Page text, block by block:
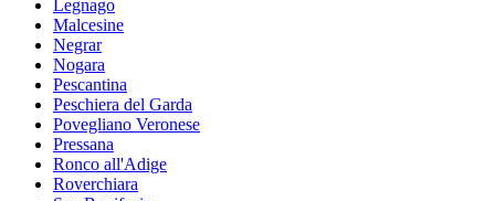
Legnago
Malcesine
Negrar
Nogara
Pescantina
Peschiera del Garda
Povegliano Veronese
Pressana
Ronco all'Adige
Roverchiara